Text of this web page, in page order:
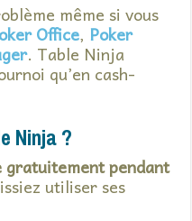
même si vous
Office, Poker
. Table Ninja
qu’en cash-
Ninja ?
gratuitement pendant
utiliser ses